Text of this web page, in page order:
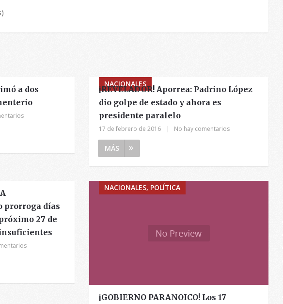
a dos
NACIONALES
¡REVELADOR! Aporrea: Padrino López
dio golpe de estado y ahora es
presidente paralelo
17 de febrero de 2016 No hay comentarios
MÁS
prorroga días
27 de
NACIONALES, POLÍTICA
¡GOBIERNO PARANOICO! Los 17